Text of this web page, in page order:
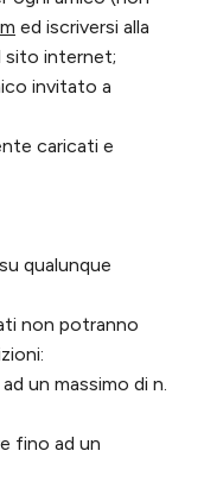
ed iscriversi alla
sito internet;
invitato a
caricati e
qualunque
non potranno
un massimo di n.
fino ad un